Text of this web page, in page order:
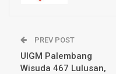
PREV POST
UIGM Palembang
Wisuda 467 Lulusan,